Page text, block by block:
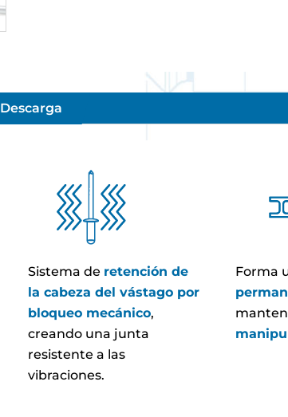
Descarga
Sistema de retención de
la cabeza del vástago por
bloqueo mecánico,
creando una junta
resistente a las
vibraciones.
Forma